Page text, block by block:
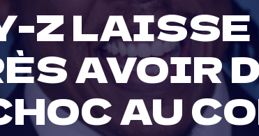
Z LAISSE
AVOIR
AU